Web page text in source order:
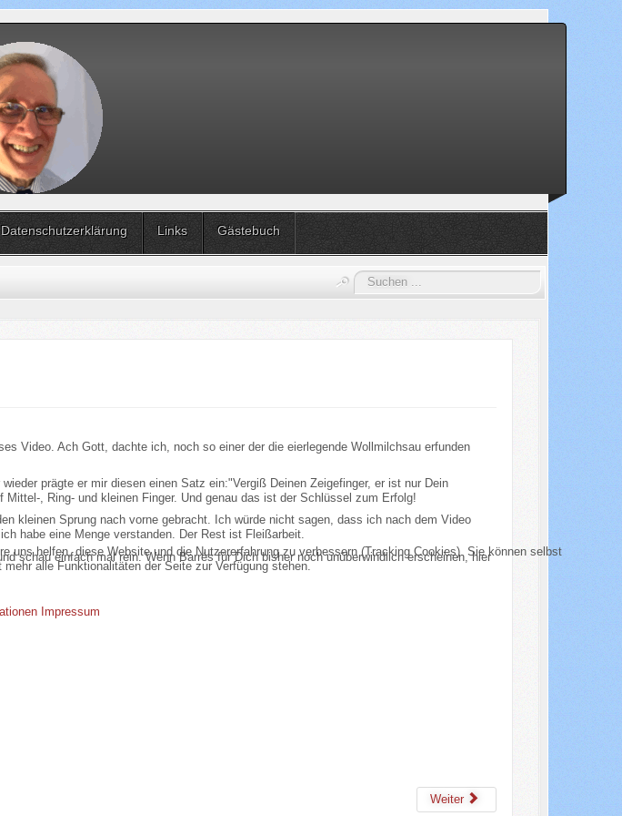
Datenschutzerklärung Links Gästebuch
Suchen
...
Video. Ach Gott, dachte ich, noch so einer der die eierlegende Wollmilchsau erfunden
prägte er mir diesen einen Satz ein:"Vergiß Deinen Zeigefinger, er ist nur Dein
, Ring- und kleinen Finger. Und genau das ist der Schlüssel zum Erfolg!
kleinen Sprung nach vorne gebracht. Ich würde nicht sagen, dass ich nach dem Video
habe eine Menge verstanden. Der Rest ist Fleißarbeit.
schau einfach mal rein. Wenn Barrés für Dich bisher noch unüberwindlich erscheinen, hier
Weiter
helfen, diese Website und die Nutzererfahrung zu verbessern (Tracking Cookies). Sie können selbst
alle Funktionalitäten der Seite zur Verfügung stehen.
Impressum